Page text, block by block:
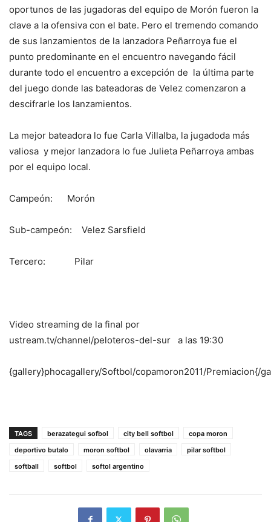
oportunos de las jugadoras del equipo de Morón fueron la
clave a la ofensiva con el bate. Pero el tremendo comando
de sus lanzamientos de la lanzadora Peñarroya fue el
punto predominante en el encuentro navegando fácil
durante todo el encuentro a excepción de la última parte
del juego donde las bateadoras de Velez comenzaron a
descifrarle los lanzamientos.
La mejor bateadora lo fue Carla Villalba, la jugadoda más
valiosa y mejor lanzadora lo fue Julieta Peñarroya ambas
por el equipo local.
Campeón: Morón
Sub-campeón: Velez Sarsfield
Tercero: Pilar
Video streaming de la final por
ustream.tv/channel/peloteros-del-sur a las 19:30
{gallery}phocagallery/Softbol/copamoron2011/Premiacion{/
TAGS berazategui sofbol city bell softbol
copa moron
deportivo butalo
moron softbol olavarria
pilar softbol
softball
softbol softol argentino